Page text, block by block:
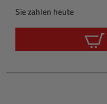
Sie zahlen heute